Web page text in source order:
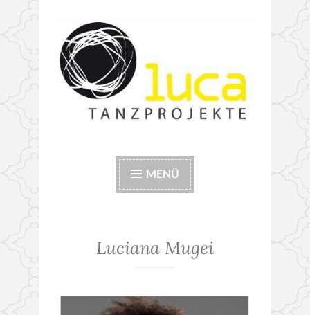
Zum
Inhalt
springen
Luca
Tanzprojekte
MENÜ
Luciana Mugei